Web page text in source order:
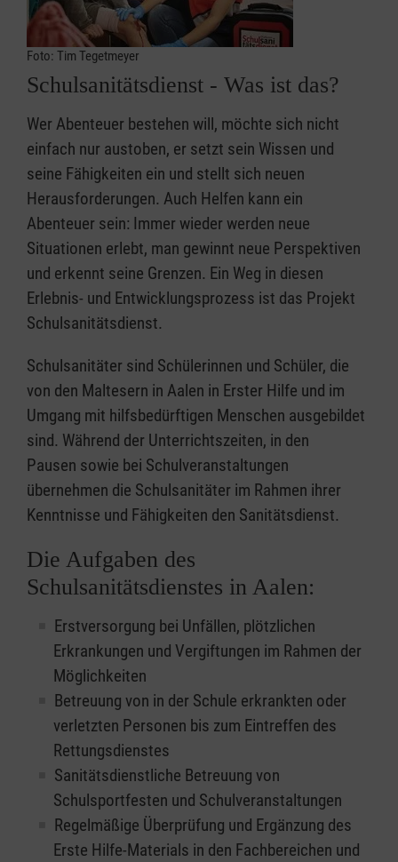
Foto: Tim Tegetmeyer
Schulsanitätsdienst - Was ist das?
Wer Abenteuer bestehen will, möchte sich nicht
einfach nur austoben, er setzt sein Wissen und
seine Fähigkeiten ein und stellt sich neuen
Herausforderungen. Auch Helfen kann ein
Abenteuer sein: Immer wieder werden neue
Situationen erlebt, man gewinnt neue Perspektiven
und erkennt seine Grenzen. Ein Weg in diesen
Erlebnis- und Entwicklungsprozess ist das Projekt
Schulsanitätsdienst.
Schulsanitäter sind Schülerinnen und Schüler, die
von den Maltesern in Aalen in Erster Hilfe und im
Umgang mit hilfsbedürftigen Menschen ausgebildet
sind. Während der Unterrichtszeiten, in den
Pausen sowie bei Schulveranstaltungen
übernehmen die Schulsanitäter im Rahmen ihrer
Kenntnisse und Fähigkeiten den Sanitätsdienst.
Die Aufgaben des
Schulsanitätsdienstes in Aalen:
Erstversorgung bei Unfällen, plötzlichen
Erkrankungen und Vergiftungen im Rahmen der
Möglichkeiten
Betreuung von in der Schule erkrankten oder
verletzten Personen bis zum Eintreffen des
Rettungsdienstes
Sanitätsdienstliche Betreuung von
Schulsportfesten und Schulveranstaltungen
Regelmäßige Überprüfung und Ergänzung des
Erste Hilfe-Materials in den Fachbereichen und